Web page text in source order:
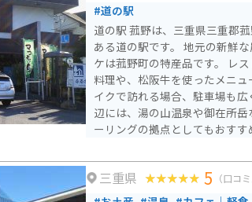
#道の駅
道の駅 菰野は、三重県三重郡
ある道の駅です。 地元の新鮮な農産物が人気で、特にマコモタ
ケは菰野町の特産品です。 レ
料理や、松阪牛を使ったメニュ
イクで訪れる場合、駐車場も
辺には、湯の山温泉や御在所
ーリングの拠点としてもおすすめです。 お土産に
三重県 5 （口コ